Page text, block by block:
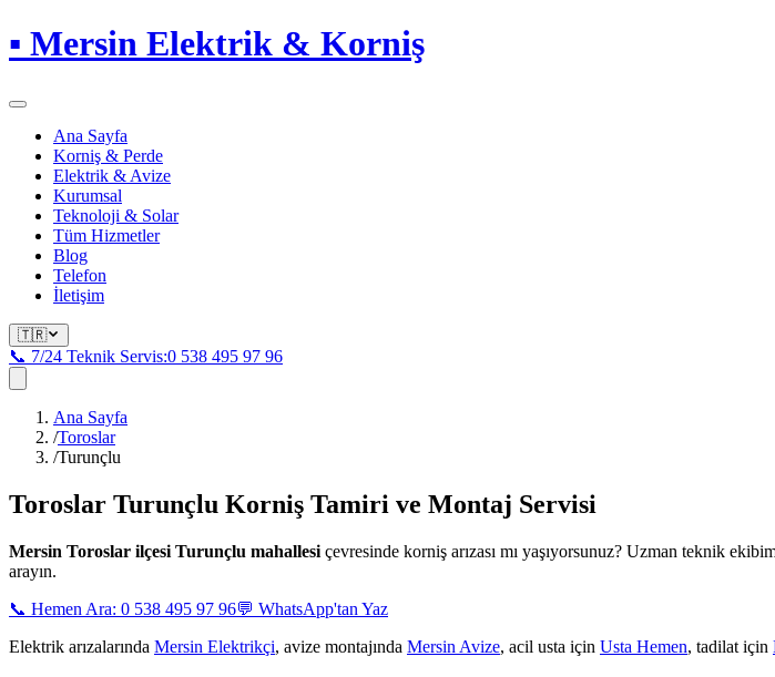
▪ Mersin Elektrik & Korniş
Ana Sayfa
Korniş & Perde
Elektrik & Avize
Kurumsal
Teknoloji & Solar
Tüm Hizmetler
Blog
Telefon
İletişim
🇹🇷
📞 7/24 Teknik Servis:0 538 495 97 96
Ana Sayfa
/Toroslar
/Turunçlu
Toroslar Turunçlu Korniş Tamiri ve Montaj Servisi
Mersin Toroslar ilçesi Turunçlu mahallesi çevresinde korniş arızası mı yaşıyorsunuz? Uzman teknik
arayın.
📞 Hemen Ara: 0 538 495 97 96💬 WhatsApp'tan Yaz
Elektrik arızalarında Mersin Elektrikçi, avize montajında Mersin Avize, acil usta için Usta Hemen, tadilat için